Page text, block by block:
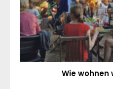
Wie wohnen